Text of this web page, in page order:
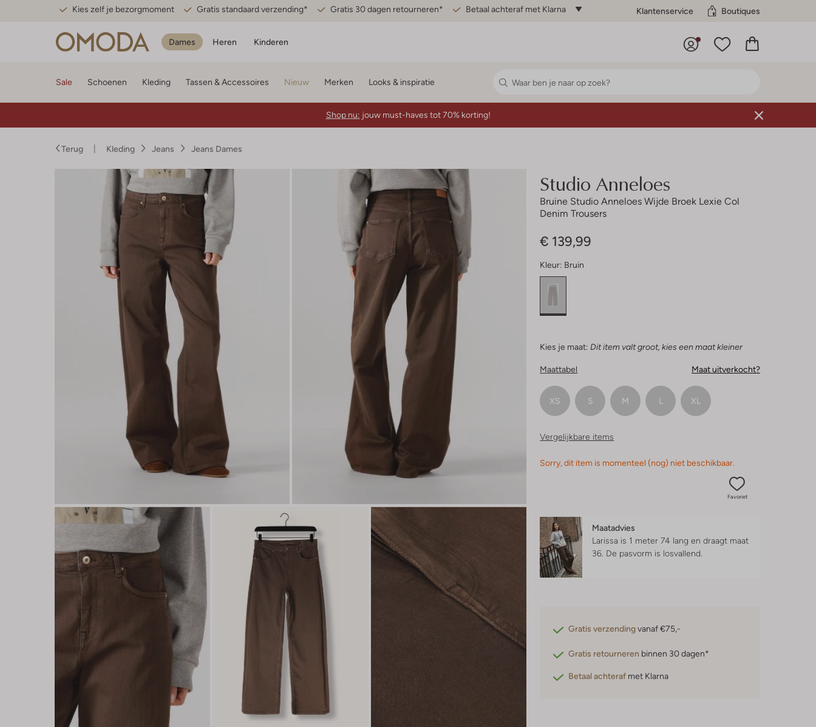
Kies zelf je bezorgmoment Gratis standaard verzending* Gratis 30 dagen retourneren* Betaal achteraf met Klarna Klantenservice Boutiques
Dames Heren Kinderen
Sale Schoenen Kleding Tassen & Accessoires Nieuw Merken Looks & inspiratie
Shop nu: jouw must-haves tot 70% korting!
Terug Kleding Jeans Jeans Dames
Studio Anneloes
Bruine Studio Anneloes Wijde Broek Lexie Col
Denim Trousers
€ 139,99
Kleur: Bruin
Kies je maat: Dit item valt groot, kies een maat kleiner
Maattabel Maat uitverkocht?
XS S M L XL
Vergelijkbare items
Sorry, dit item is momenteel (nog) niet beschikbaar.
Favoriet
Maatadvies
Larissa is 1 meter 74 lang en draagt maat
36. De pasvorm is losvallend
Gratis verzendingvanaf €75,-
Gratis retourneren binnen 30 dagen*
Betaal achteraf met Klarna